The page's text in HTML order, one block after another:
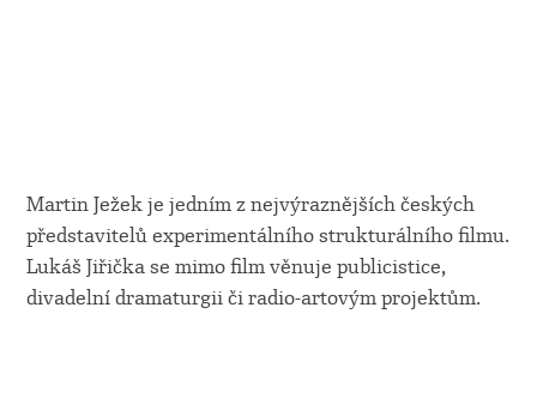
Martin Ježek je jedním z nejvýraznějších českých
představitelů experimentálního strukturálního filmu.
Lukáš Jiřička se mimo film věnuje publicistice,
divadelní dramaturgii či radio-artovým projektům.